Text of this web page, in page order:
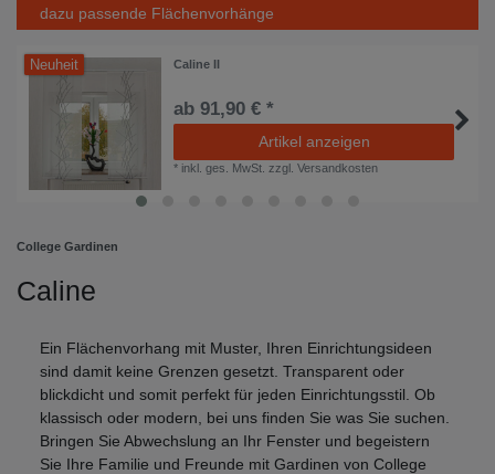
dazu passende Flächenvorhänge
Neuheit Caline II
ab 91,90 € *
Artikel anzeigen
* inkl. ges. MwSt. zzgl.Versandkosten
College Gardinen
Caline
Ein Flächenvorhang mit Muster, Ihren Einrichtungsideen
sind damit keine Grenzen gesetzt. Transparent oder
blickdicht und somit perfekt für jeden Einrichtungsstil. Ob
klassisch oder modern, bei uns finden Sie was Sie suchen.
Bringen Sie Abwechslung an Ihr Fenster und begeistern
Sie Ihre Familie und Freunde mit Gardinen von College